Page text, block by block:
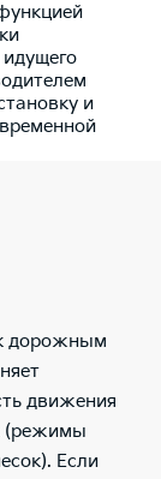
и
дорожным
движения
(режимы
Если